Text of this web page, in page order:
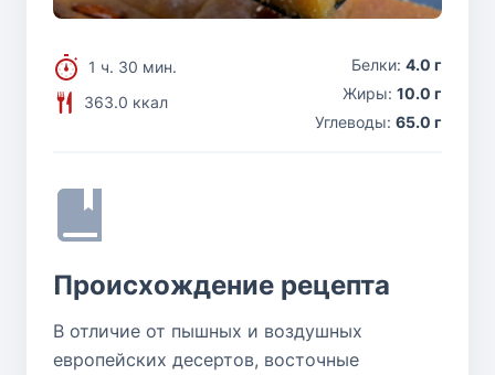
1 ч. 30 мин.
363.0 ккал
Белки: 4.0 г
Жиры: 10.0 г
Углеводы: 65.0 г
Происхождение рецепта
В отличие от пышных и воздушных
европейских десертов, восточные